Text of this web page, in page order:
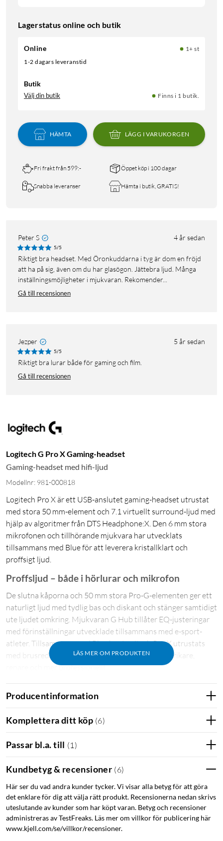
Lagerstatus online och butik
Online
1+ st
1-2 dagars leveranstid
Butik
Välj din butik Finns i 1 butik.
HÄMTA LÄGG I VARUKORGEN
Fri frakt från 599:- Öppet köp i 100 dagar
Snabba leveranser Hämta i butik, GRATIS!
Peter S 4 år sedan
5/5
Riktigt bra headset. Med Öronkuddarna i tyg är dom en fröjd
att ha på sig, även om du har glasögon. Jättebra ljud. Många
inställningsmöjligheter i mjukvaran. Rekomender...
Gå till recensionen
Jezper 5 år sedan
5/5
Riktigt bra lurar både för gaming och film.
Gå till recensionen
Logitech G Pro X Gaming-headset
Gaming-headset med hifi-ljud
Modellnr: 981-000818
Logitech Pro X är ett USB-anslutet gaming-headset utrustat
med stora 50 mm-element och 7.1 virtuellt surround-ljud med
hjälp av algoritmer från DTS Headphone:X. Den 6 mm stora
mikrofonen och tillhörande mjukvara har utvecklats
tillsammans med Blue för att leverera kristallklart och
proffsigt ljud.
LÄS MER OM PRODUKTEN
Proffsljud – både i hörlurar och mikrofon
De slutna kåporna och 50 mm stora Pro-G-elementen ger ett
naturligt ljud med tydlig bas och diskant och stänger samtidigt
ute ljudet omkring. Mjukvaran G Hub tillåter EQ-justeringar
med förinställningar utvecklade tillsammans med e-sport-
atleter. Tillsammans med Blue har Logitech Pro X utrustats
med brusreduktion och olika filter som gör ljudet rikare,
renare och mer professionellt.
USB-ljudkort eller 3,5 mm-anslutning med
mikrofon på kabeln – du väljer
Få ut de mesta av lurarna med det medföljande USB-
ljudkortet eller koppla dem direkt till mobilen eller datorn
med en av de två medföljande 3,5 mm-kablarna – en med
ljudkontroll och mute-knapp och en med inbyggd mikrofon.
Mikrofonen på headsetet är avtagbar – perfekt för dig på
resande fot som föredrar mikrofon på kabeln.
Bekväm design med minnesskum i både det ställbara
huvudbandet och i kåporna som är klädda. Byggt i metall och
aluminium för hög tålighet samtidigt som vikten hålls nere.
Producentinformation
Komplettera ditt köp (6)
Passar bl.a. till (1 )
Kundbetyg & recensioner (6)
Här ser du vad andra kunder tycker. Vi visar alla betyg för att göra
det enklare för dig att välja rätt produkt. Recensionerna nedan skrivs
uteslutande av kunder som har köpt varan. Betyg och recensioner
administreras av TestFreaks. Läs mer om villkor för publicering här
www.kjell.com/se/villkor/recensioner.